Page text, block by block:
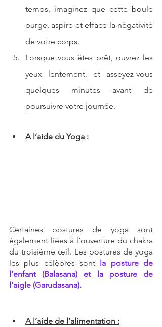
temps, imaginez que cette boule
purge, aspire et efface la négativité
de votre corps.
Lorsque vous êtes prêt, ouvrez les
yeux lentement, et asseyez-vous
quelques minutes avant de
poursuivre votre journée.
A l’aide du Yoga :
Certaines postures de yoga sont
également liées à l’ouverture du chakra
du troisième œil. Les postures de yoga
les plus célèbres sont la posture de
l’enfant (Balasana) et la posture de
l’aigle (Garudasana).
A l’aide de l’alimentation :